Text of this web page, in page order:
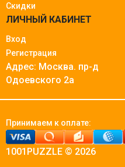
Скидки
ЛИЧНЫЙ КАБИНЕТ
Вход
Регистрация
Адрес: Москва. пр-д
Одоевского 2а
1001PUZZLE © 2026
Принимаем к оплате: